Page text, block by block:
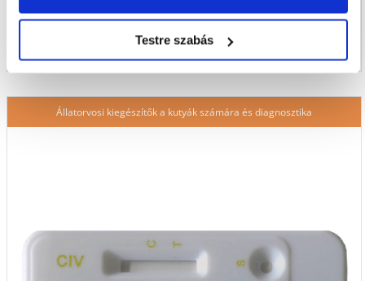
Testre szabás
Állatorvosi kiegészítők a kutyák számára és diagnosztika